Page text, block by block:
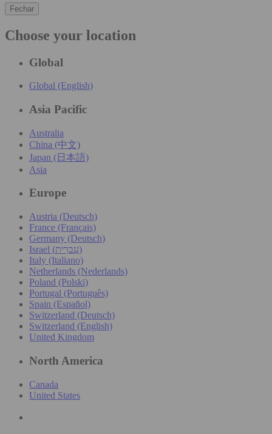
Fechar
Choose your location
Global
Global (English)
Asia Pacific
Australia
China (中文)
Japan (日本語)
Asia
Europe
Austria (Deutsch)
France (Français)
Germany (Deutsch)
Israel (עִברִית)
Italy (Italiano)
Netherlands (Nederlands)
Poland (Polski)
Portugal (Português)
Spain (Español)
Switzerland (Deutsch)
Switzerland (English)
United Kingdom
North America
Canada
United States